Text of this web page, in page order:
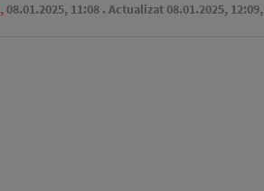
,08.01.2025, 11:08 . Actualizat 08.01.2025, 12:09,